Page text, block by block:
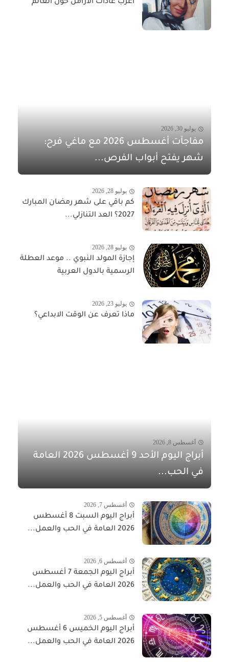
أغرب عادات الأرامل حول العالم
يوليو 30, 2026
مفاجآت أغسطس 2026 مع ماغي فرح:
شهر يفتح أبواب الفرص...
يوليو 28, 2026
كم باقي على شهر رمضان المبارك
2027؟ العد التنازلي...
يوليو 28, 2026
إجازة المولد النبوي .. موعد العطلة
الرسمية بالدول العربية
يوليو 23, 2026
ماذا تعرف عن الوقت الابداعي؟
أغسطس 8, 2026
أبراج اليوم الأحد 9 أغسطس 2026 العامة
في الحب...
أغسطس 7, 2026
أبراج اليوم السبت 8 أغسطس
2026 العامة في الحب والعمل...
أغسطس 6, 2026
أبراج اليوم الجمعة 7 أغسطس
2026 العامة في الحب والعمل...
أغسطس 5, 2026
أبراج اليوم الخميس 6 أغسطس
2026 العامة في الحب والعمل...